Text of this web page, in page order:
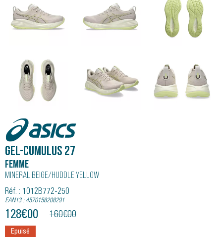
Asics
GEL-CUMULUS 27
Femme
Mineral Beige/huddle Yellow
Réf. : 1012B772-250
EAN13 : 4570158208291
128€00 160€00
Epuisé